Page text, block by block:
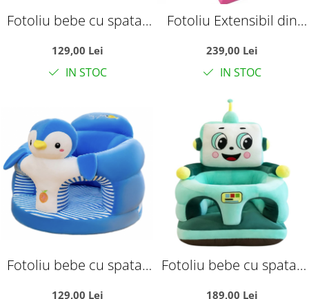
Fotoliu bebe cu spatar
Pinguinul gri
129,00 Lei
IN STOC
Fotoliu Extensibil din
Tronul Printesei, roz
239,00 Lei
IN STOC
Fotoliu bebe cu spatar
129,00 Lei
Fotoliu bebe cu spatar
189,00 Lei